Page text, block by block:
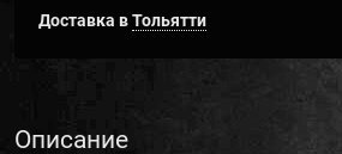
Доставка вТольятти
Описание